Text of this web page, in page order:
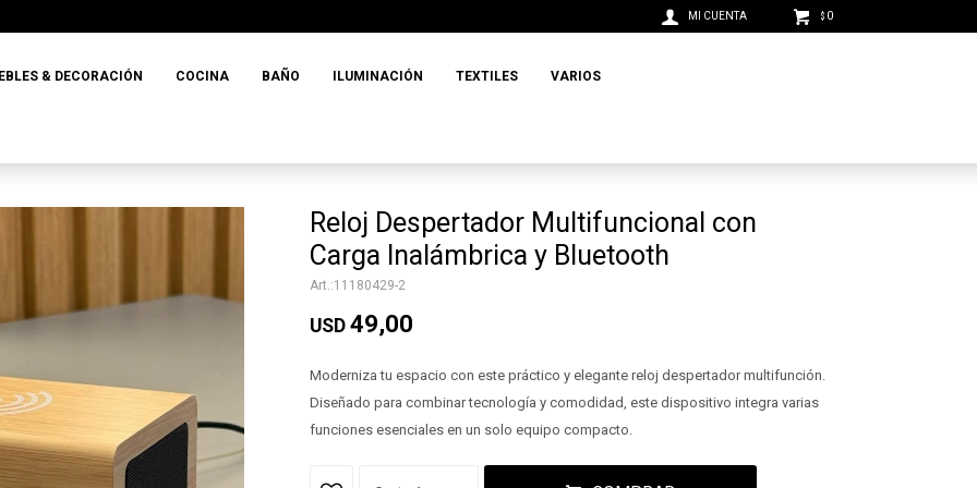
& DECORACIÓN COCINA BAÑO ILUMINACIÓN TEXTILES VARIOS
$ 0
Reloj Despertador Multifuncional con
Carga Inalámbrica y Bluetooth
11180429-2
USD 49,00
Moderniza tu espacio con este práctico y elegante reloj despertador multifunción.
Diseñado para combinar tecnología y comodidad, este dispositivo integra varias
funciones esenciales en un solo equipo compacto.